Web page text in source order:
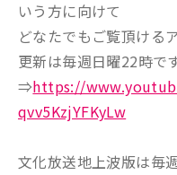
いう方に向けて
どなたでもご覧頂ける
更新は毎週日曜22時です
⇒https://
qvv5KzjYFKyLw
文化放送地上波版は毎